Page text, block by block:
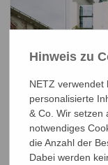
protestiert
Hinweis zu
NETZ verwendet
personalisierte
& Co. Wir setzen
notwendiges
die Anzahl der
Dabei werden